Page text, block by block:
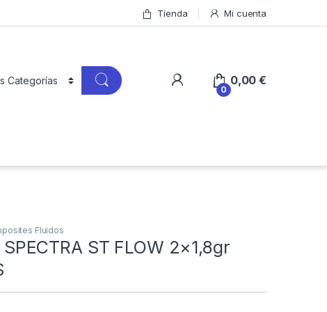
Tienda Mi cuenta
0
0,00€
Fluidos
ST FLOW 2×1,8gr